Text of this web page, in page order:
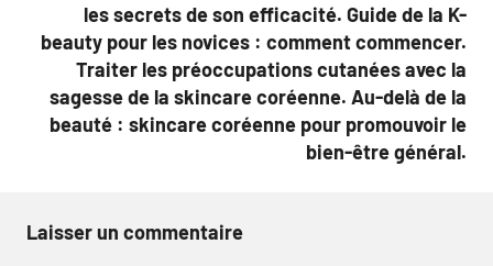
les secrets de son efficacité. Guide de la K-
beauty pour les novices : comment commencer.
Traiter les préoccupations cutanées avec la
sagesse de la skincare coréenne. Au-delà de la
beauté : skincare coréenne pour promouvoir le
bien-être général.
Laisser un commentaire